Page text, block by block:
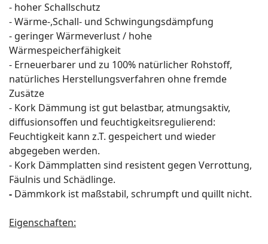
- hoher Schallschutz
- Wärme-,Schall- und Schwingungsdämpfung
- geringer Wärmeverlust / hohe
Wärmespeicherfähigkeit
- Erneuerbarer und zu 100% natürlicher Rohstoff,
natürliches Herstellungsverfahren ohne fremde
Zusätze
- Kork Dämmung ist gut belastbar, atmungsaktiv,
diffusionsoffen und feuchtigkeitsregulierend:
Feuchtigkeit kann z.T. gespeichert und wieder
abgegeben werden.
- Kork Dämmplatten sind resistent gegen Verrottung,
Fäulnis und Schädlinge.
- Dämmkork ist maßstabil, schrumpft und quillt nicht.
Eigenschaften: